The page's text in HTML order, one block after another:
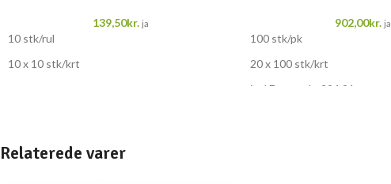
139,50kr. ja
10 stk/rul
10 x 10 stk/krt
902,00kr. ja
100 stk/pk
20 x 100 stk/krt
incl Eco tex kr 294,91
Relaterede varer